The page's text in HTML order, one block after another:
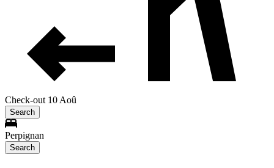
Check-out 10 Aoû
Search
Perpignan
Search